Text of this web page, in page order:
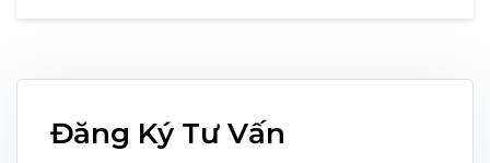
Đăng Ký Tư Vấn